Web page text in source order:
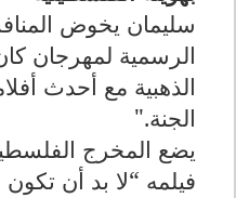
سليمان يخوض
الرسمية لمهرجان
الذهبية مع أحدث
الجنة".
يضع المخرج
فيلمه “لا بد أن